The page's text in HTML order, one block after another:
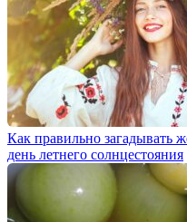
Как правильно загадывать
день летнего солнцестояния